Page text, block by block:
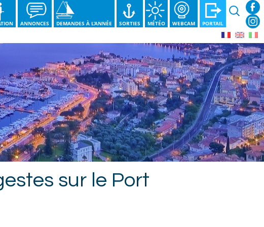
ANNONCES DEMANDES À L’ANNÉE SORTIES MÉTÉO WEBCAM PORTAIL
sur le Port